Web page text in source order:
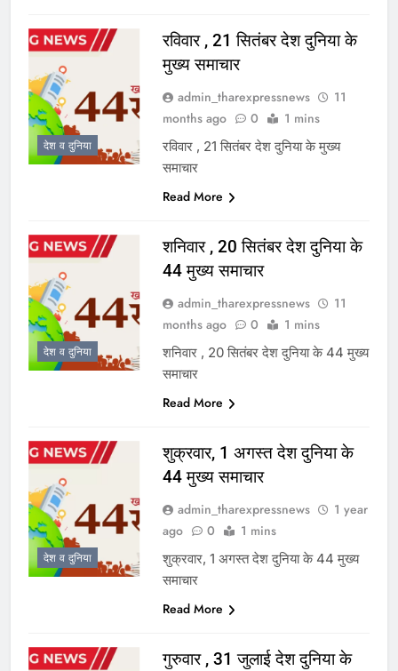
देश व दुनिया
रविवार , 21 सितंबर देश दुनिया के
मुख्य समाचार
admin_tharexpressnews
11
months ago
0 1 mins
रविवार , 21 सितंबर देश दुनिया के मुख्य
समाचार
Read More
देश व दुनिया
शनिवार , 20 सितंबर देश दुनिया के
44 मुख्य समाचार
admin_tharexpressnews
11
months ago
0 1 mins
शनिवार , 20 सितंबर देश दुनिया के 44 मुख्य
समाचार
Read More
देश व दुनिया
शुक्रवार, 1 अगस्त देश दुनिया के
44 मुख्य समाचार
admin_tharexpressnews
1 year
ago
0 1 mins
शुक्रवार, 1 अगस्त देश दुनिया के 44 मुख्य
समाचार
Read More
गुरुवार , 31 जुलाई देश दुनिया के